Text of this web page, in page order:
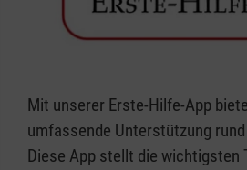
Mit unserer Erste-Hilfe-App
umfassende Unterstützung
Diese App stellt die wichtigsten